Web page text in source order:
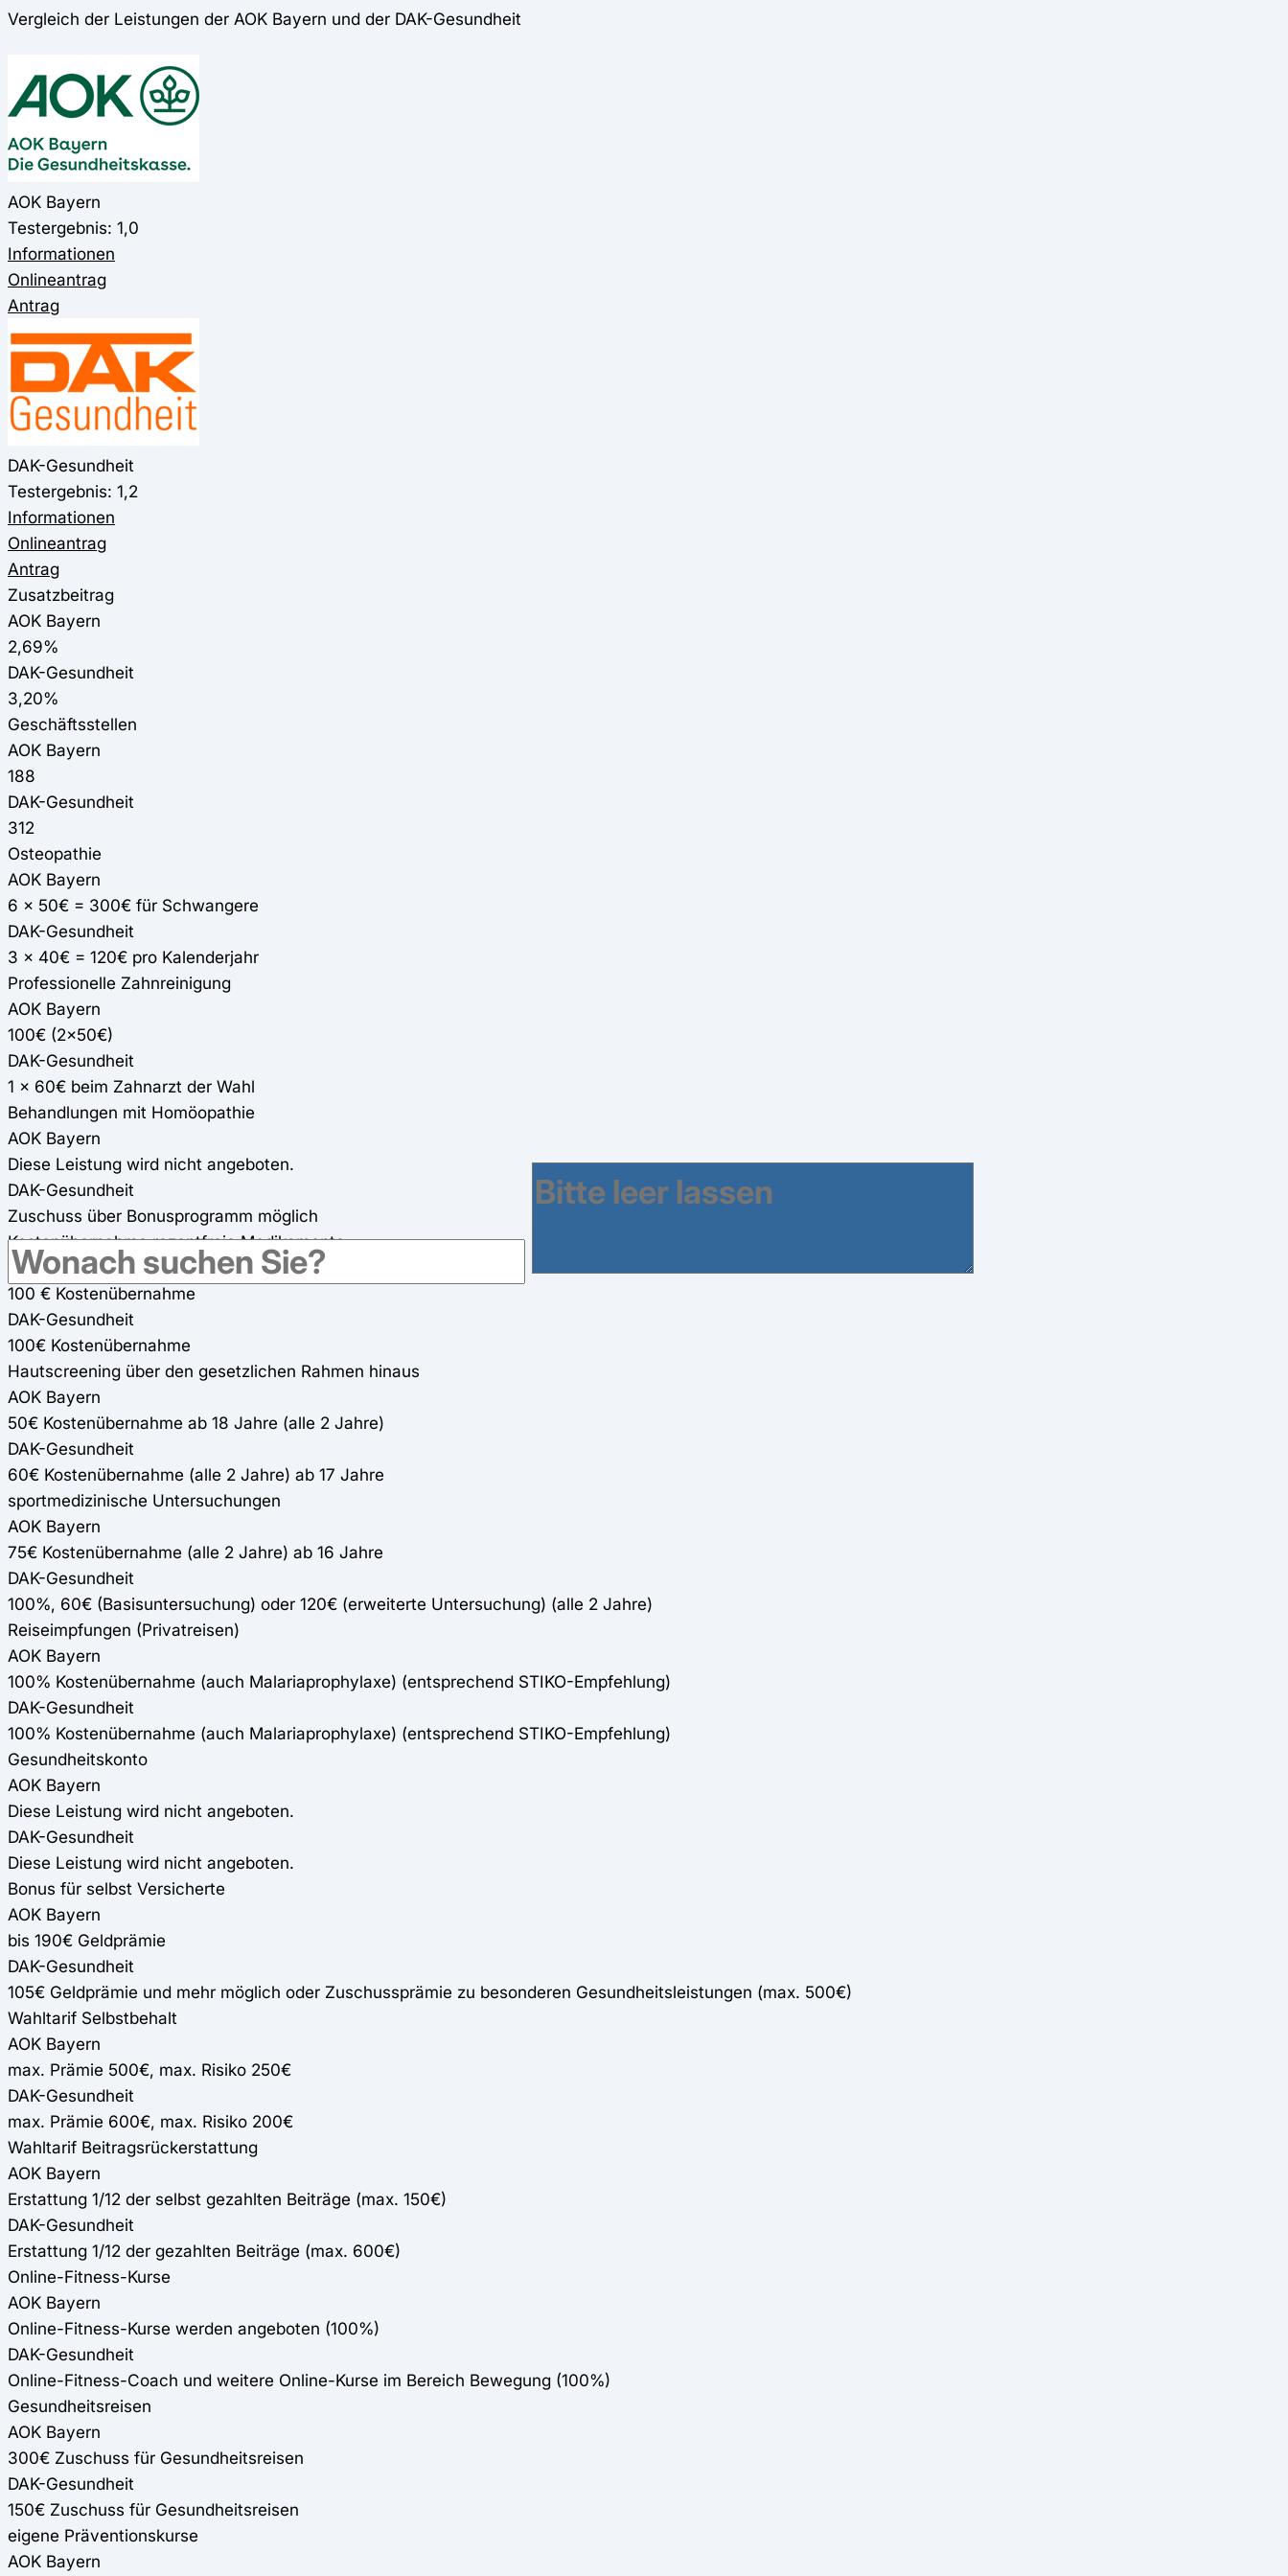
Vergleich der Leistungen der AOK Bayern und der DAK-Gesundheit
AOK Bayern
Testergebnis: 1,0
Informationen
Onlineantrag
Antrag
DAK-Gesundheit
Testergebnis: 1,2
Informationen
Onlineantrag
Antrag
Zusatzbeitrag
AOK Bayern
2,69%
DAK-Gesundheit
3,20%
Geschäftsstellen
AOK Bayern
188
DAK-Gesundheit
312
Osteopathie
AOK Bayern
6 x 50€ = 300€ für Schwangere
DAK-Gesundheit
3 x 40€ = 120€ pro Kalenderjahr
Professionelle Zahnreinigung
AOK Bayern
100€ (2x50€)
DAK-Gesundheit
1 x 60€ beim Zahnarzt der Wahl
Behandlungen mit Homöopathie
AOK Bayern
Diese Leistung wird nicht angeboten.
DAK-Gesundheit
Zuschuss über Bonusprogramm möglich
Kostenübernahme rezeptfreie Medikamente
AOK Bayern
100 € Kostenübernahme
DAK-Gesundheit
100€ Kostenübernahme
Hautscreening über den gesetzlichen Rahmen hinaus
AOK Bayern
50€ Kostenübernahme ab 18 Jahre (alle 2 Jahre)
DAK-Gesundheit
60€ Kostenübernahme (alle 2 Jahre) ab 17 Jahre
sportmedizinische Untersuchungen
AOK Bayern
75€ Kostenübernahme (alle 2 Jahre) ab 16 Jahre
DAK-Gesundheit
100%, 60€ (Basisuntersuchung) oder 120€ (erweiterte Untersuchung) (alle 2 Jahre)
Reiseimpfungen (Privatreisen)
AOK Bayern
100% Kostenübernahme (auch Malariaprophylaxe) (entsprechend STIKO-Empfehlung)
DAK-Gesundheit
100% Kostenübernahme (auch Malariaprophylaxe) (entsprechend STIKO-Empfehlung)
Gesundheitskonto
AOK Bayern
Diese Leistung wird nicht angeboten.
DAK-Gesundheit
Diese Leistung wird nicht angeboten.
Bonus für selbst Versicherte
AOK Bayern
bis 190€ Geldprämie
DAK-Gesundheit
105€ Geldprämie und mehr möglich oder Zuschussprämie zu besonderen Gesundheitsleistungen (max. 500€)
Wahltarif Selbstbehalt
AOK Bayern
max. Prämie 500€, max. Risiko 250€
DAK-Gesundheit
max. Prämie 600€, max. Risiko 200€
Wahltarif Beitragsrückerstattung
AOK Bayern
Erstattung 1/12 der selbst gezahlten Beiträge (max. 150€)
DAK-Gesundheit
Erstattung 1/12 der gezahlten Beiträge (max. 600€)
Online-Fitness-Kurse
AOK Bayern
Online-Fitness-Kurse werden angeboten (100%)
DAK-Gesundheit
Online-Fitness-Coach und weitere Online-Kurse im Bereich Bewegung (100%)
Gesundheitsreisen
AOK Bayern
300€ Zuschuss für Gesundheitsreisen
DAK-Gesundheit
150€ Zuschuss für Gesundheitsreisen
eigene Präventionskurse
AOK Bayern